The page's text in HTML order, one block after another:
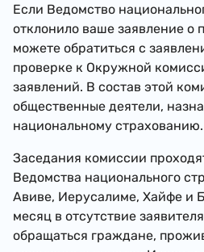
​Если Ведомство
отклонило ваше заявление о
можете обратиться с
проверке к Окружной
заявлений. В состав этой
общественные деятели,
национальному страхованию.
Заседания комиссии
Ведомства национального
Авиве, Иерусалиме, Хайфе и
месяц в отсутствие
обращаться граждане,